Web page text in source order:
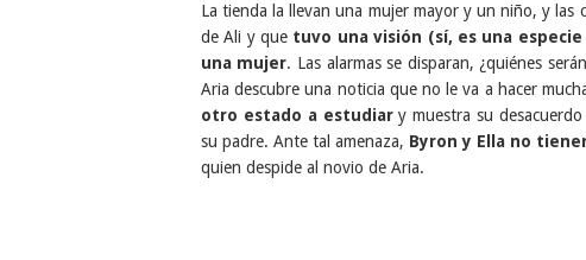
La tienda la llevan una mujer mayor y un niño, y las
de Ali y que tuvo una visión (sí, es una
una mujer. Las alarmas se disparan, ¿quiénes
Aria descubre una noticia que no le va a hacer
otro estado a estudiary muestra su
su padre. Ante tal amenaza, Byron y Ella no
quien despide al novio de Aria.